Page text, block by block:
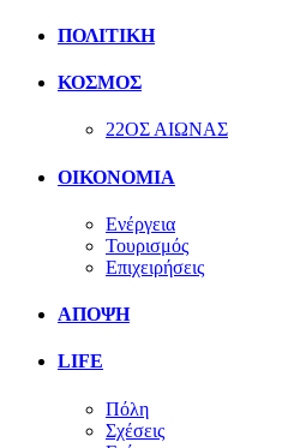
ΠΟΛΙΤΙΚΗ
ΚΟΣΜΟΣ
22ΟΣ ΑΙΩΝΑΣ
ΟΙΚΟΝΟΜΙΑ
Ενέργεια
Τουρισμός
Επιχειρήσεις
ΑΠΟΨΗ
LIFE
Πόλη
Σχέσεις